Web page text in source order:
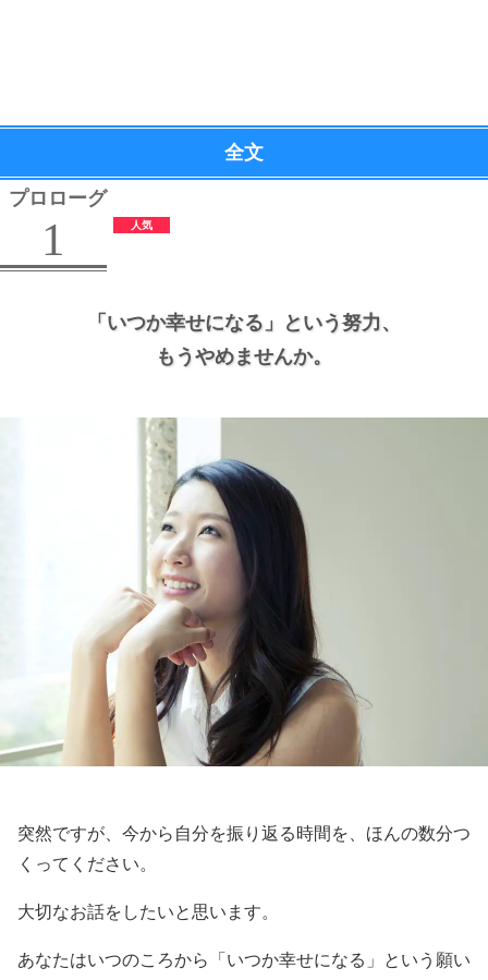
全文
プロローグ
1
「いつか幸せになる」という努力、
もうやめませんか。
突然ですが、今から自分を振り返る時間を、ほんの数分つ
くってください。
大切なお話をしたいと思います。
あなたはいつのころから「いつか幸せになる」という願い